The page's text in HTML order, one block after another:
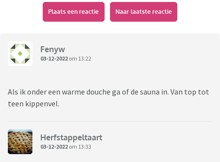
Plaats een reactie Naar laatste reactie
Fenyw
03-12-2022 om 13:22
Als ik onder een warme douche ga of de sauna in. Van top tot
teen kippenvel.
Herfstappeltaart
03-12-2022 om 13:33